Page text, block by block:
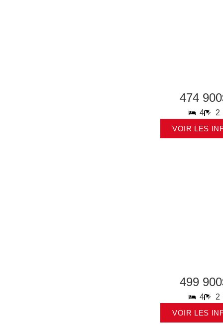
474
4
2
VOIR LES
499
4
2
VOIR LES